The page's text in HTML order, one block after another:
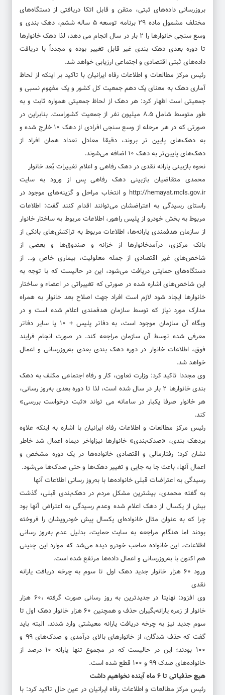
بروزرسانی داده‌های ثبتی، متقن و قابل اتکا دریافتی از دستگاه‌های
مختلف مشمول ماده ۲۹ برنامه توسعه ۵ ساله ششم، دهک بندی و
وسع سنجی خانوارها را ۲ بار در سال انجام می دهد، لذا دهک خانوارها
تا دوره بعدی دهک بندی غیر قابل تغییر بوده و مجدداً با دریافت
داده‌های ثبتی اقتصادی و اجتماعی ارزیابی خواهد شد.
رئیس مرکز مطالعات و اطلاعات رفاه ایرانیان با تاکید بر اینکه از لحاظ
آماری دهک به معنای یک دهم جمعیت کل کشور و یک مفهوم نسبی و
جمعیتی است اظهار کرد: هر دهک از لحاظ جمعیتی همواره ثابت و به
طور متوسط شامل ۸.۵ میلیون نفر از جمعیت کشوراست. بنابراین در
صورتی که در هر مرحله از وسع سنجی افرادی از دهک ۱۰ خارج شده و
به دهک‌های پایین تر بروند، دقیقا معادل تعداد همان افراد از
دهک‌های پایین‌تر به دهک ۱۰ اضافه می‌شوند.
نحوه بازبینی یارانه نقدی در دهک رفاهی و اعلام تغییرات بُعد خانوار
محمدی متقاضیان بازبینی دهک رفاهی پس از ورود به سایت
http://hemayat.mcls.gov.ir و انتخاب مراحل و گزینه‌های موجود در
راستای رسیدگی به اعتراضشان می‌توانند اقدام کنند گفت: اطلاعات
مربوط به بخش خودرو از پلیس راهور، اطلاعات مربوط به ساختار خانوار
از سازمان هدفمندی یارانه‌ها، اطلاعات مربوط به تراکنش‌های بانکی از
بانک مرکزی، درآمدخانوارها از خزانه و صندوق‌ها و بعضی از
شاخص‌های غیر اقتصادی از جمله معلولیت، بیماری خاص و… از
دستگاه‌های حمایتی دریافت می‌شود، این در حالیست که با توجه به
این شاخص‌های اشاره شده در صورتی که تغییراتی در اعضاء و ساختار
خانوارها ایجاد شود لازم است افراد جهت اصلاح بعد خانوار به همراه
مدارک مورد نیاز که توسط سازمان هدفمندی اعلام شده است و در
وبگاه آن سازمان موجود است، به دفاتر پلیس + ۱۰ یا سایر دفاتر
معرفی شده توسط آن سازمان مراجعه کند. در صورت انجام فرایند
فوق، اطلاعات خانوار در دوره دهک بندی بعدی به‌روزرسانی و اعمال
خواهد شد.
وی مجددا تاکید کرد: وزارت تعاون، کار و رفاه اجتماعی مکلف به دهک
بندی خانوارها ۲ بار در سال شده است، لذا تا دوره بعدی به‌روز رسانی،
هر خانوار صرفا یکبار در سامانه می تواند «ثبت درخواست بررسی»
کند.
رئیس مرکز مطالعات و اطلاعات رفاه ایرانیان با اشاره به اینکه علاوه
بردهک بندی، «صدک‌بندی» خانوارها نیزاواخر دیماه اعمال شد خاطر
نشان کرد: رفتارمالی و اقتصادی خانواده‌ها در یک دوره مشخص و
اعمال آنها، باعث جا به جایی و تغییر دهک‌ها و حتی صدک‌ها می‌شود.
رسیدگی به اعتراضات قبلی خانواده‌ها با به‌روز رسانی اطلاعات آنها
به گفته محمدی، بیشترین مشکل مردم در دهک‌بندی قبلی، گذشت
بیش از یکسال از دهک اعلام شده وعدم رسیدگی به اعتراض آنها بود
چرا که به عنوان مثال خانواده‌ای یکسال پیش خودرویشان را فروخته
بودند اما هنگام مراجعه به سایت حمایت، بدلیل عدم به‌روز رسانی
اطلاعات، این خانواده صاحب خودرو دیده می‌شد که موارد این چنینی
هم اکنون با به‌روزرسانی و اعمال داده‌ها مرتفع شده است.
ورود ۶۰ هزار خانوار جدید دهک اول تا سوم به چرخه دریافت یارانه
نقدی
وی افزود: نهایتا در جدیدترین به روز رسانی صورت گرفته ،۶۰ هزار
خانوار از زمره یارانه‌بگیران حذف و همچنین ۶۰ هزار خانوار دهک اول تا
سوم جدید نیز به چرخه دریافت یارانه معیشتی وارد شدند. البته باید
گفت که حذف شدگان، از خانوارهای بالای درآمدی و صدک‌های ۹۹ و
۱۰۰ بودند؛ این در حالیست که در مجموع تنها یارانه ۱۰ درصد از
خانواده‌های صدک ۹۹ و ۱۰۰ قطع شده است.
هیچ حذفیاتی تا ۶ ماه آینده نخواهیم داشت
رئیس مرکز مطالعات و اطلاعات رفاه ایرانیان در عین حال تاکید کرد: با